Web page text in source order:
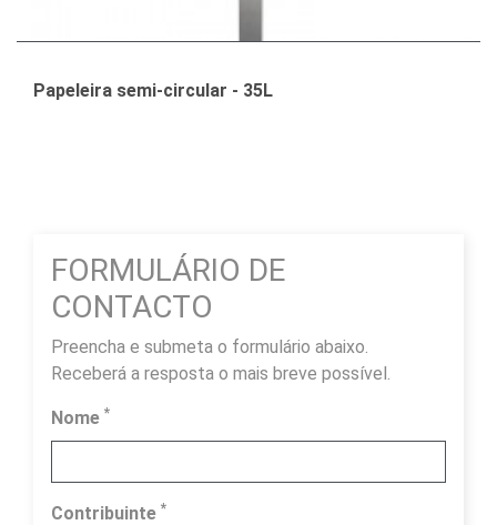
Papeleira semi-circular - 35L
FORMULÁRIO DE
CONTACTO
Preencha e submeta o formulário abaixo.
Receberá a resposta o mais breve possível.
Nome *
Contribuinte *